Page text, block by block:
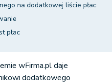
na dodatkowej liście płac
płac
wFirma.pl daje
dodatkowego